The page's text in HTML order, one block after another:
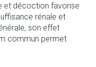
et décoction favorise
rénale et
son effet
commun permet